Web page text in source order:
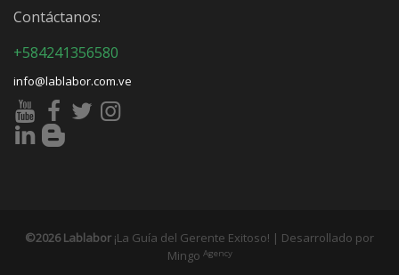
Contáctanos:
+584241356580
info@lablabor.com.ve
©2026 Lablabor ¡La Guía del Gerente Exitoso! | Desarrollado por
Mingo Agency